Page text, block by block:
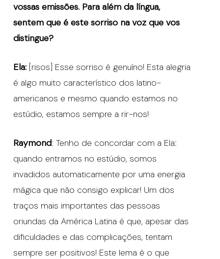
vossas emissões. Para além da língua,
sentem que é este sorriso na voz que vos
distingue?
Ela: [risos] Esse sorriso é genuíno! Esta alegria
é algo muito característico dos latino-
americanos e mesmo quando estamos no
estúdio, estamos sempre a rir-nos!
Raymond: Tenho de concordar com a Ela:
quando entramos no estúdio, somos
invadidos automaticamente por uma energia
mágica que não consigo explicar! Um dos
traços mais importantes das pessoas
oriundas da América Latina é que, apesar das
dificuldades e das complicações, tentam
sempre ser positivos! Este lema é o que